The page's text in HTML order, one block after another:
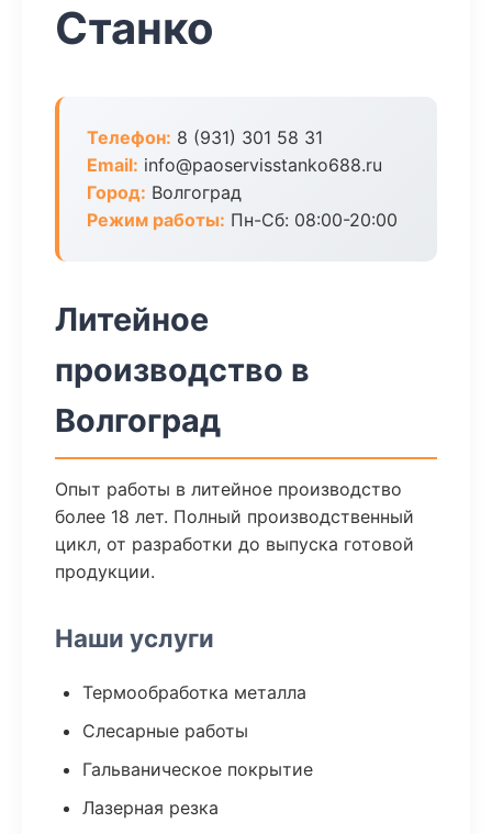
Станко
Телефон: 8 (931) 301 58 31
Email: info@paoservisstanko688.ru
Город: Волгоград
Режим работы: Пн-Сб: 08:00-20:00
Литейное
производство в
Волгоград
Опыт работы в литейное производство
более 18 лет. Полный производственный
цикл, от разработки до выпуска готовой
продукции.
Наши услуги
Термообработка металла
Слесарные работы
Гальваническое покрытие
Лазерная резка